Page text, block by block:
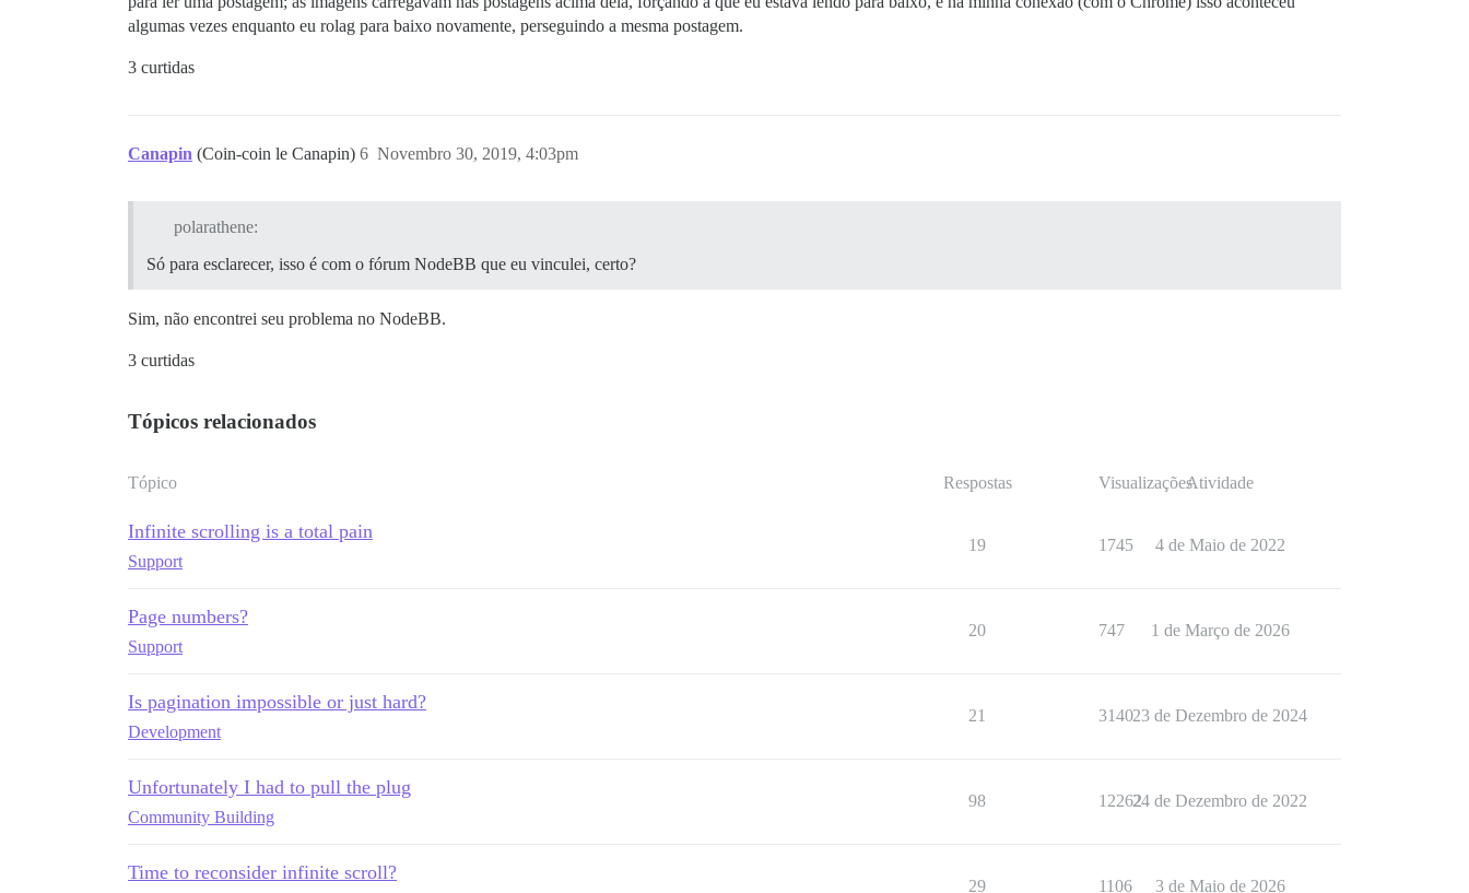
algumas vezes enquanto eu rolag para baixo novamente, perseguindo a mesma postagem.
3 curtidas
Canapin (Coin-coin le Canapin) Novembro 30, 2019, 4:03pm
6
polarathene:
Só para esclarecer, isso é com o fórum NodeBB que eu vinculei, certo?
Sim, não encontrei seu problema no NodeBB.
3 curtidas
Tópicos relacionados
Tópico Respostas VisualizaçõesAtividade
Infinite scrolling is a total pain
Support
19 1745 4 de Maio de 2022
Page numbers?
Support
20 747 1 de Março de 2026
Is pagination impossible or just hard?
Development
21 314023 de Dezembro de 2024
Unfortunately I had to pull the plug
Community Building
98 1226224 de Dezembro de 2022
Time to reconsider infinite scroll?
29 1106 3 de Maio de 2026